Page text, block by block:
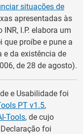
situações de
apresentadas às
I.P. elabora um
proíbe e pune a
da existência de
de 28 de agosto).
e Usabilidade foi
PT v1.5,
Tools, de cujo
foi